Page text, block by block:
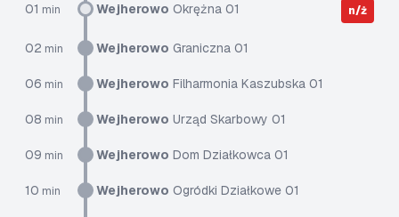
01 min Wejherowo Okrężna 01 n/ż
02 min Wejherowo Graniczna 01
06 min Wejherowo Filharmonia Kaszubska 01
08 min Wejherowo Urząd Skarbowy 01
09 min Wejherowo Dom Działkowca 01
10 min Wejherowo Ogródki Działkowe 01